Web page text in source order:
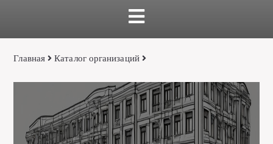
Главная Каталог организаций